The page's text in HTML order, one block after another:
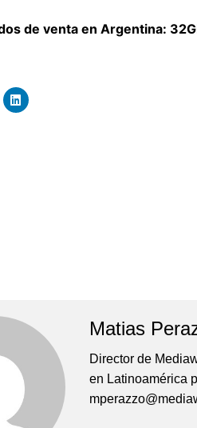
de venta en Argentina:
Matias
Director de
en Latinoamérica